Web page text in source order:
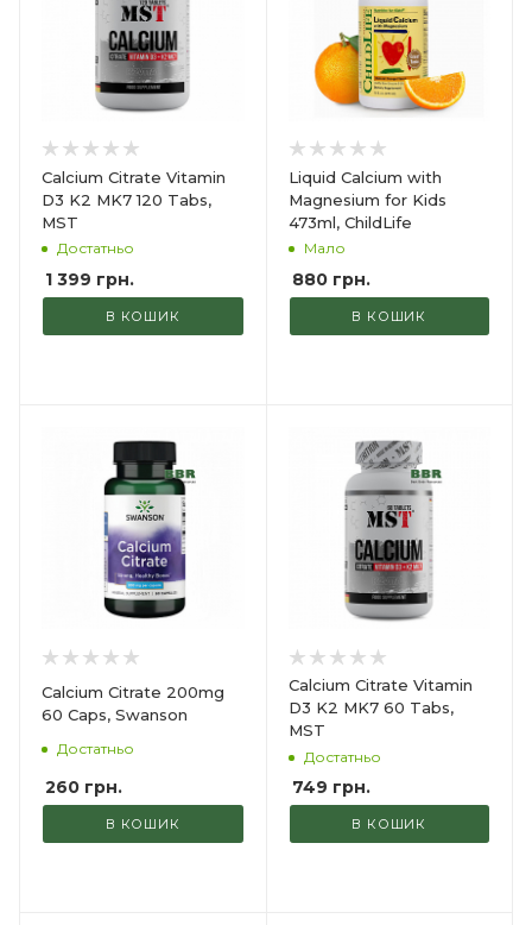
Calcium Citrate Vitamin
D3 K2 MK7 120 Tabs,
MST
Достатньо
1 399 грн.
В КОШИК
Liquid Calcium with
Magnesium for Kids
473ml, ChildLife
Мало
880грн.
В КОШИК
Calcium Citrate 200mg
60 Caps, Swanson
Достатньо
260 грн.
В КОШИК
Calcium Citrate Vitamin
D3 K2 MK7 60 Tabs,
MST
Достатньо
749 грн.
В КОШИК